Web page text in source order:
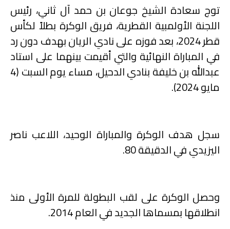
توج سعادة الشيخ جوعان بن حمد آل ثاني، رئيس
اللجنة الأولمبية القطرية، فريق الوكرة بطلاً لكأس
قطر 2024، بعد فوزه على نادي الريان بهدف دون رد
في المباراة النهائية والتي أقيمت بينهما على استاد
عبدالله بن خليفة بنادي الدحيل، مساء يوم السبت (4
مايو 2024).
سجل هدف الوكرة والمباراة الوحيد، اللاعب ناصر
اليزيدي في الدقيقة 80.
وحصل الوكرة على لقب البطولة للمرة الأولى منذ
انطلاقها بمسماها الجديد في العام 2014.